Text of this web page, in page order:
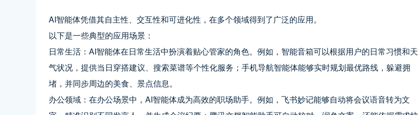
AI智能体凭借其自主性、交互性和可进化性，在多个领域得到了广泛的应用。
以下是一些典型的应用场景：
日常生活：AI智能体在日常生活中扮演着贴心管家的角色。例如，智能音箱可以根据用户的日常习惯和天
气状况，提供当日穿搭建议、搜索菜谱等个性化服务；手机导航智能体能够实时规划最优路线，躲避拥
堵，并同步周边的美食、景点信息。
办公领域：在办公场景中，AI智能体成为高效的职场助手。例如，飞书妙记能够自动将会议语音转为文